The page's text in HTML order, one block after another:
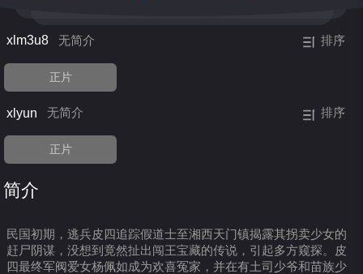
xlm3u8 无简介 排序
正片
xlyun 无简介 排序
正片
简介
民国初期，逃兵皮四追踪假道士至湘西天门镇揭露其拐卖少女的
赶尸阴谋，没想到竟然扯出闯王宝藏的传说，引起多方窥探。皮
四最终军阀爱女杨佩如成为欢喜冤家，并在有土司少爷和苗族少